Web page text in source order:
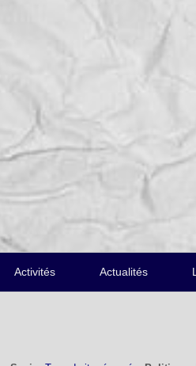
Activités Actualités